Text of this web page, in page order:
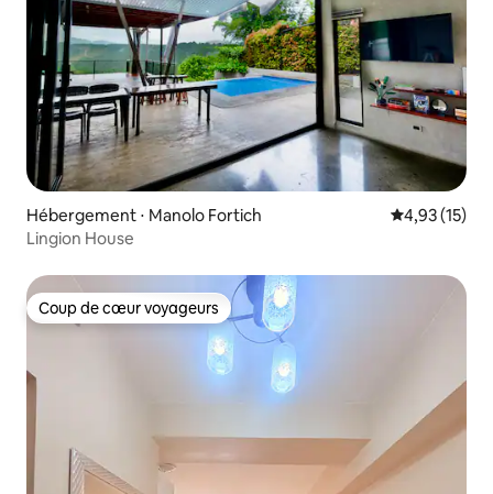
Hébergement ⋅ Manolo Fortich Évaluation
4,93 (15)
Lingion House
Coup de cœur voyageurs
Coup de cœur voyageurs